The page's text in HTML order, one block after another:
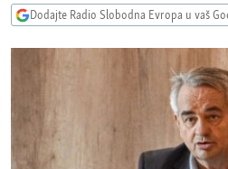
na
VIDEO
PODCASTI
RSE PRIČE IZ SVIJETA
ISPRIČAJ MI
Dodajte Radio Slobodna Evropa u vaš